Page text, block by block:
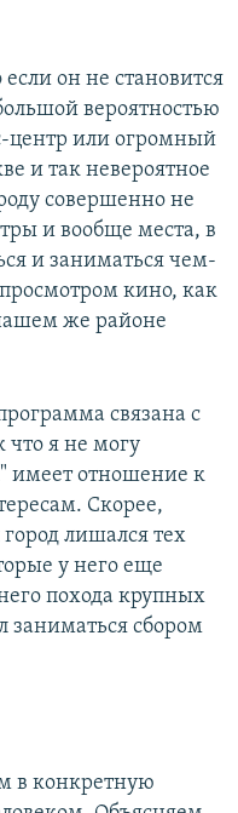
он не становится
вероятностью
центр или огромный
и так невероятное
совершенно не
и вообще места, в
и заниматься чем-
кино, как
же районе
связана с
что я не могу
имеет отношение к
Скорее,
лишался тех
у него еще
похода крупных
заниматься сбором
в конкретную